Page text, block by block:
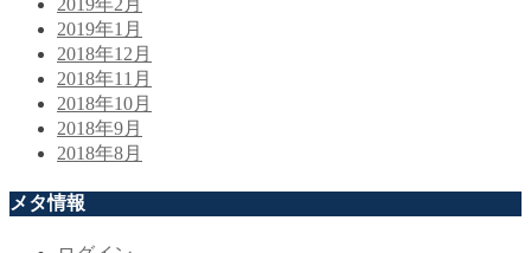
2019年2月
2019年1月
2018年12月
2018年11月
2018年10月
2018年9月
2018年8月
メタ情報